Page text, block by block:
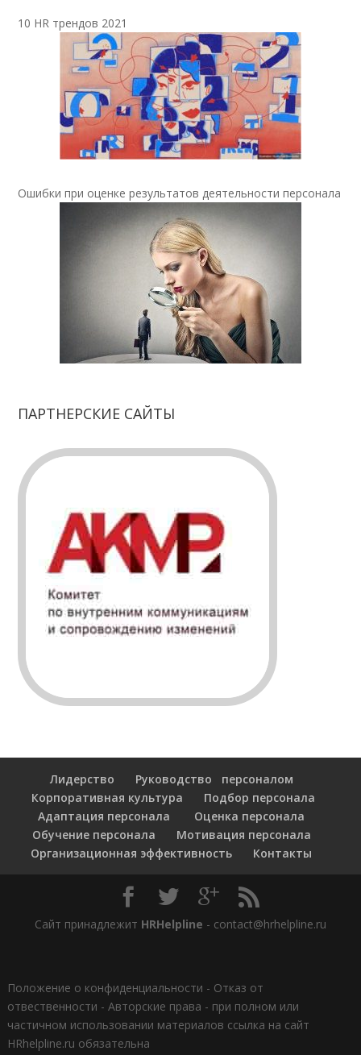
10 HR трендов 2021
Ошибки при оценке результатов деятельности персонала
ПАРТНЕРСКИЕ САЙТЫ
Лидерство
Руководство персоналом
Корпоративная культура
Подбор персонала
Адаптация персонала
Оценка персонала
Обучение персонала
Мотивация персонала
Организационная эффективность
Контакты
Сайт принадлежит HRHelpline - contact@hrhelpline.ru
Положение о конфиденциальности - Отказ от
отвественности - Авторские права - при полном или
частичном использовании материалов ссылка на сайт
HRhelpline.ru обязательна